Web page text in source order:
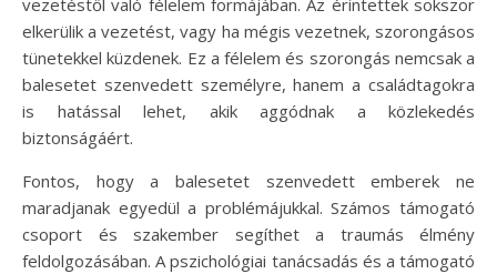
elkerülik a vezetést, vagy ha mégis vezetnek, szorongásos
tünetekkel küzdenek. Ez a félelem és szorongás nemcsak a
balesetet szenvedett személyre, hanem a családtagokra
is hatással lehet, akik aggódnak a közlekedés
biztonságáért.
Fontos, hogy a balesetet szenvedett emberek ne
maradjanak egyedül a problémájukkal. Számos támogató
csoport és szakember segíthet a traumás élmény
feldolgozásában. A pszichológiai tanácsadás és a támogató